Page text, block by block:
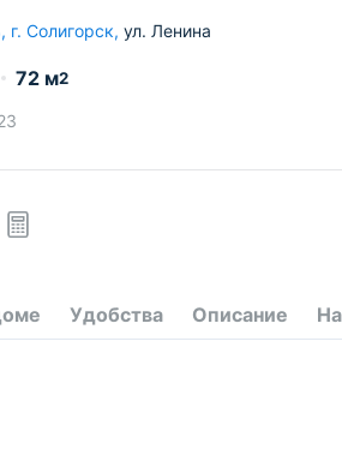
, г. Солигорск, ул. Ленина
72 м2
Удобства Описание